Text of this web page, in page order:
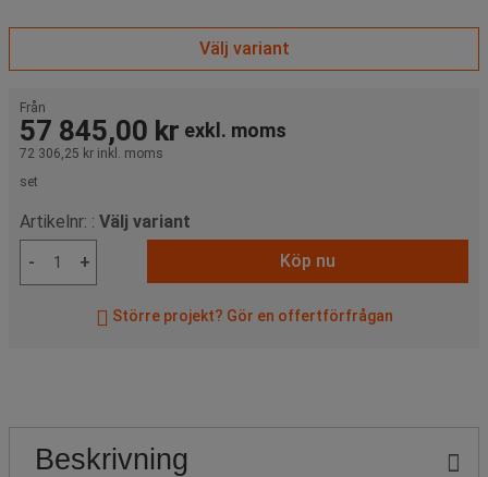
Välj variant
Från
57 845,00 kr exkl. moms
72 306,25 kr inkl. moms
set
Artikelnr: : Välj variant
-
+ Köp nu
Större projekt? Gör en offertförfrågan
Beskrivning